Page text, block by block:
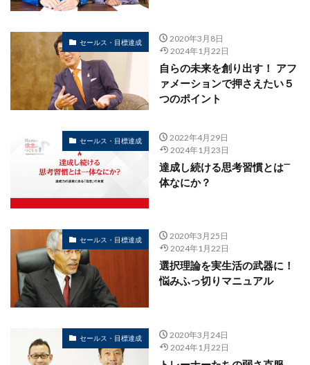
セールス・目標達成
2020年3月8日
2024年1月22日
自らの未来を創り出す！ アフ
ァメーションで押さえたい５
つのポイント
セールス・目標達成
2022年4月29日
2024年1月23日
達成し続ける思考習慣とは㆒
体なにか？
セールス・目標達成
2020年3月25日
2024年1月22日
選択理論を実生活の武器に！
悩みふっ切りマニュアル
セールス・目標達成
2020年3月24日
2024年1月22日